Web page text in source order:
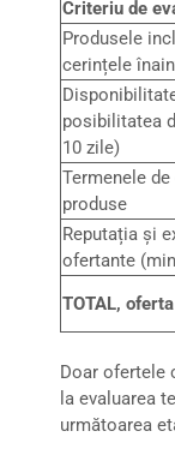
Criteriu de
Produsele
cerințele
posibilitatea
10 zile)
Termenele
produse
Reputația și
ofertante
TOTAL,
Doar ofertele
la evaluarea
următoarea